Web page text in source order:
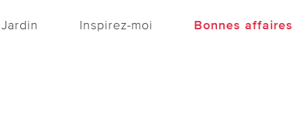
Jardin Inspirez-moi Bonnes affaires